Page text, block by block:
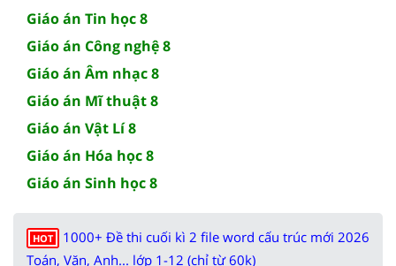
Giáo án Tin học 8
Giáo án Công nghệ 8
Giáo án Âm nhạc 8
Giáo án Mĩ thuật 8
Giáo án Vật Lí 8
Giáo án Hóa học 8
Giáo án Sinh học 8
HOT
1000+ Đề thi cuối kì 2 file word cấu trúc mới 2026
Toán, Văn, Anh... lớp 1-12 (chỉ từ 60k)